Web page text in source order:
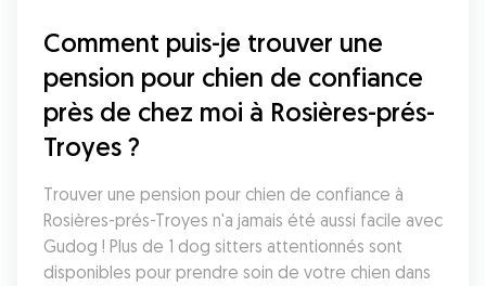
Comment puis-je trouver une
pension pour chien de confiance
près de chez moi à Rosières-prés-
Troyes ?
Trouver une pension pour chien de confiance à
Rosières-prés-Troyes n'a jamais été aussi facile avec
Gudog ! Plus de 1 dog sitters attentionnés sont
disponibles pour prendre soin de votre chien dans